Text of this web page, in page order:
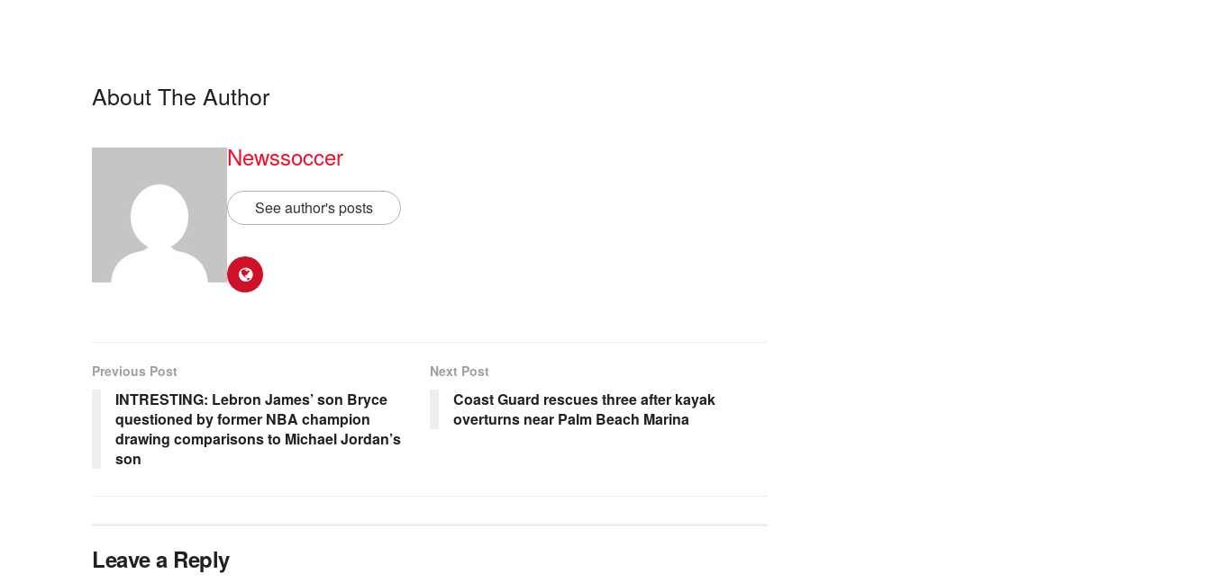
About The Author
Newssoccer
See author's posts
Previous Post
INTRESTING: Lebron James’ son Bryce
questioned by former NBA champion
drawing comparisons to Michael Jordan’s
son
Next Post
Coast Guard rescues three after kayak
overturns near Palm Beach Marina
Leave a Reply